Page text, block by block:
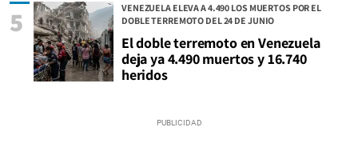
VENEZUELA ELEVA A 4.490 LOS MUERTOS POR EL
DOBLE TERREMOTO DEL 24 DE JUNIO
El doble terremoto en Venezuela
deja ya 4.490 muertos y 16.740
heridos
5